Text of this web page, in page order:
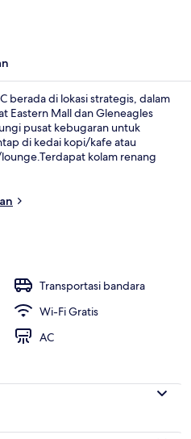
berada di lokasi strategis, dalam
Eastern Mall dan Gleneagles
pusat kebugaran untuk
di kedai kopi/kafe atau
kolam renang
Jelatek berjarak 11 menit dan
Transportasi bandara
Wi-Fi Gratis
AC